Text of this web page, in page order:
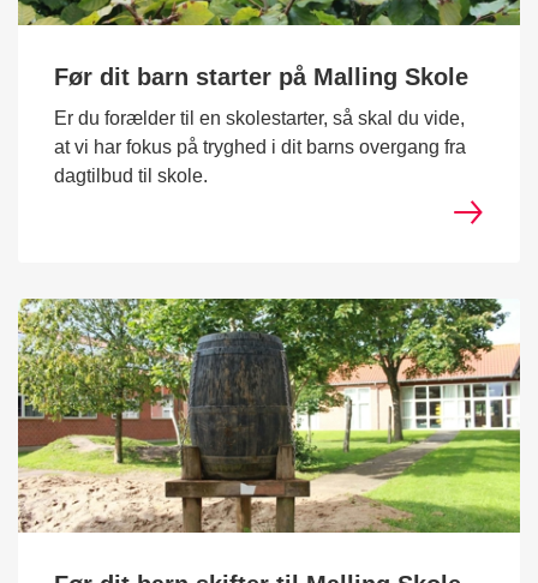
Før dit barn starter på Malling Skole
Er du forælder til en skolestarter, så skal du vide,
at vi har fokus på tryghed i dit barns overgang fra
dagtilbud til skole.